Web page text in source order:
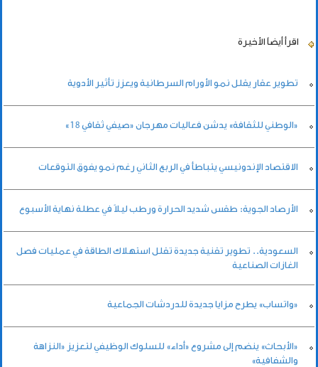
اقرأ أيضاً الأخيرة
تطوير عقار يقلل نمو الأورام السرطانية ويعزز تأثير الأدوية
«الوطني للثقافة» يدشن فعاليات مهرجان «صيفي ثقافي 18»
الاقتصاد الإندونيسي يتباطأ في الربع الثاني رغم نمو يفوق التوقعات
الأرصاد الجوية: طقس شديد الحرارة ورطب ليلاً في عطلة نهاية الأسبوع
السعودية.. تطوير تقنية جديدة تقلل استهلاك الطاقة في عمليات فصل
الغازات الصناعية
«واتساب» يطرح مزايا جديدة للدردشات الجماعية
«الأبحاث» ينضم إلى مشروع «أداء» للسلوك الوظيفي لتعزيز «النزاهة
والشفافية»